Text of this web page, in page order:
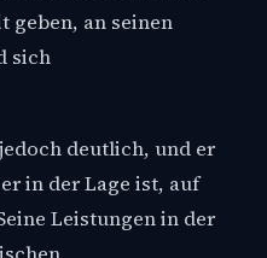
an seinen
sich
deutlich, und er
in der Lage ist, auf
Leistungen in der